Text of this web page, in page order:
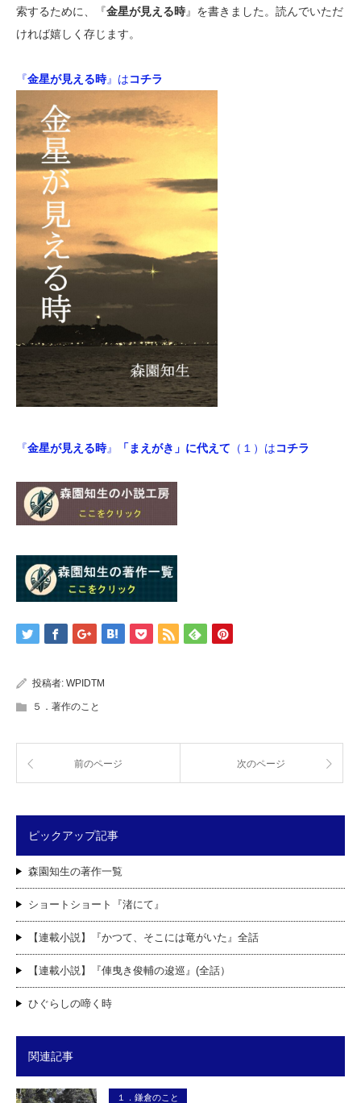
索するために、『金星が見える時』を書きました。読んでいただ
ければ嬉しく存じます。
『金星が見える時』はコチラ
『金星が見える時』 「まえがき」に代えて （１）はコチラ
投稿者: WPIDTM
５．著作のこと
前のページ 次のページ
ピックアップ記事
森園知生の著作一覧
ショートショート『渚にて』
【連載小説】『かつて、そこには竜がいた』全話
【連載小説】『俥曳き俊輔の逡巡』(全話）
ひぐらしの啼く時
関連記事
１．鎌倉のこと